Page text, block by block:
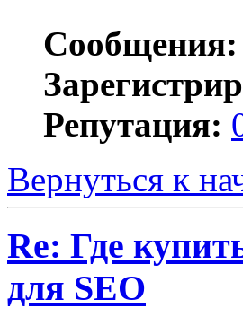
Сообщения:
Репутация:
Вернуться к
Re: Где
для SEO